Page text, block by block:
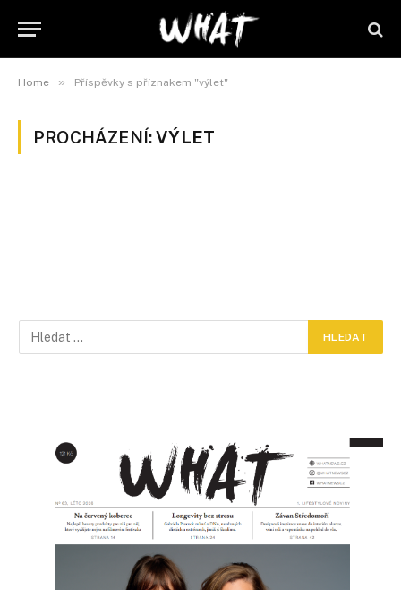
Home » Příspěvky s příznakem "výlet"
PROCHÁZENÍ:VÝLET